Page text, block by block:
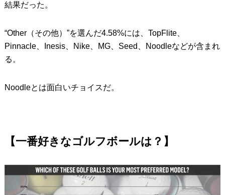
結果だった。
“Other（その他）”を選んだ4.58%には、TopFlite、
Pinnacle、Inesis、Nike、MG、Seed、Noodleなどが含まれ
る。
Noodleとは面白いチョイスだ。
【一番好きなゴルフボールは？】